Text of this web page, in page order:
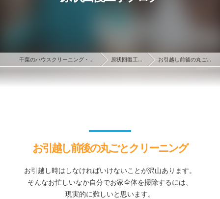
千葉のハウスクリーニング・原状回復ならwiple 原状回復工事ブログ お引越し前後の丸ごとクリーニング
お引越し前後の丸ごとクリーニング
お引越し時はしなければいけないことが沢山あります。
そんなお忙しいなか自分でお家全体を掃除するには、
現実的に難しいと思います。